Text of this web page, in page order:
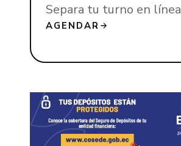
Separa tu turno en línea
AGENDAR